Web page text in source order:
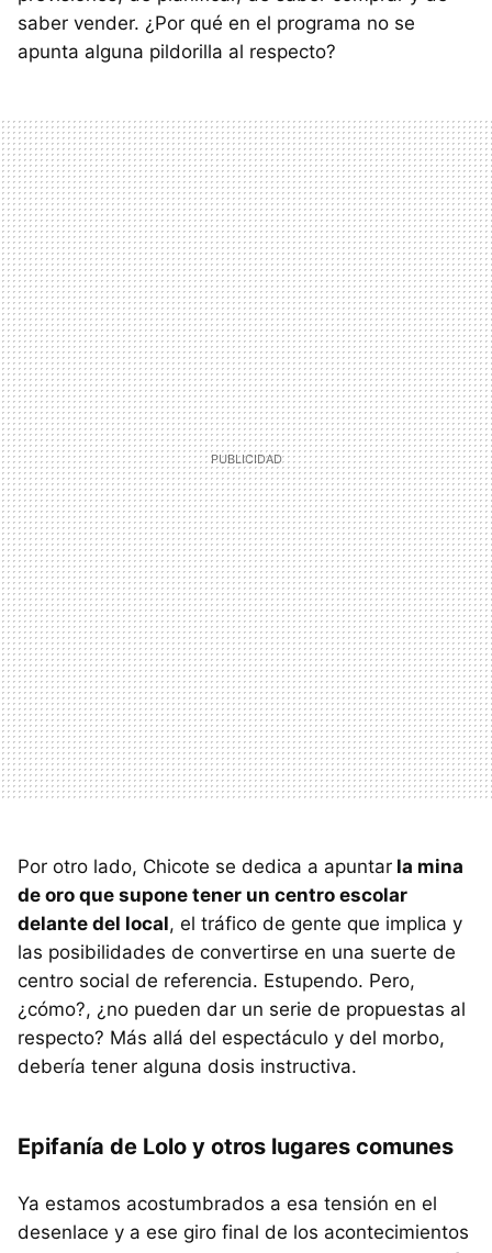
saber vender. ¿Por qué en el programa no se
apunta alguna pildorilla al respecto?
Por otro lado, Chicote se dedica a apuntar la mina
de oro que supone tener un centro escolar
delante del local, el tráfico de gente que implica y
las posibilidades de convertirse en una suerte de
centro social de referencia. Estupendo. Pero,
¿cómo?, ¿no pueden dar un serie de propuestas al
respecto? Más allá del espectáculo y del morbo,
debería tener alguna dosis instructiva.
Epifanía de Lolo y otros lugares comunes
Ya estamos acostumbrados a esa tensión en el
desenlace y a ese giro final de los acontecimientos